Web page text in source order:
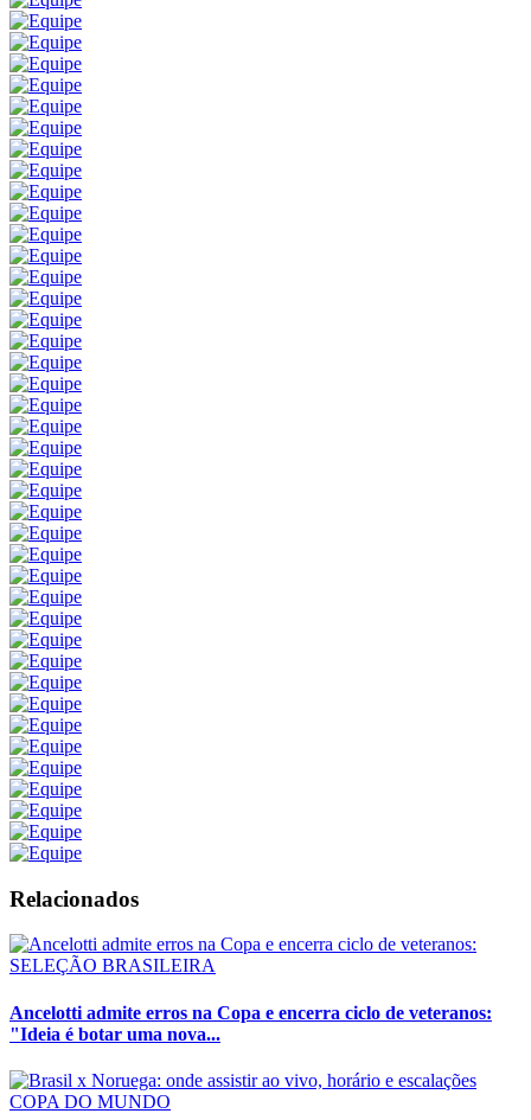
Relacionados
SELEÇÃO BRASILEIRA
Ancelotti admite erros na Copa e encerra ciclo de veteranos:
"Ideia é botar uma nova...
COPA DO MUNDO